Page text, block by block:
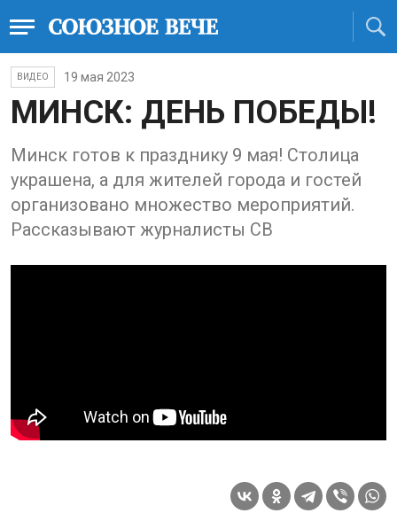
ВИДЕО 19 мая 2023
МИНСК: ДЕНЬ ПОБЕДЫ!
Минск готов к празднику 9 мая! Столица
украшена, а для жителей города и гостей
организовано множество мероприятий.
Рассказывают журналисты СВ